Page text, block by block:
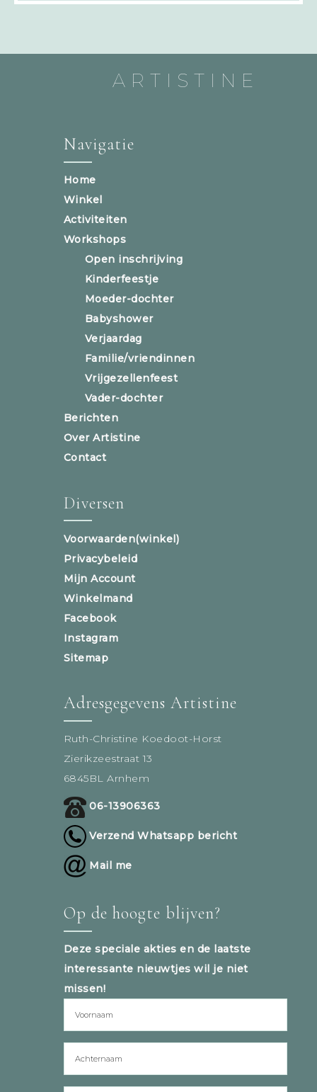
ARTISTINE
Navigatie
Home
Winkel
Activiteiten
Workshops
Open inschrijving
Kinderfeestje
Moeder-dochter
Babyshower
Verjaardag
Familie/vriendinnen
Vrijgezellenfeest
Vader-dochter
Berichten
Over Artistine
Contact
Diversen
Voorwaarden(winkel)
Privacybeleid
Mijn Account
Winkelmand
Facebook
Instagram
Sitemap
Adresgegevens Artistine
Ruth-Christine Koedoot-Horst
Zierikzeestraat 13
6845BL Arnhem
06-13906363
Verzend Whatsapp bericht
Mail me
Op de hoogte blijven?
Deze speciale akties en de laatste
interessante nieuwtjes wil je niet
missen!